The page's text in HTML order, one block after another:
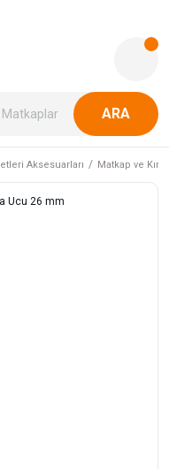
ARA
Aksesuarları Matkap ve